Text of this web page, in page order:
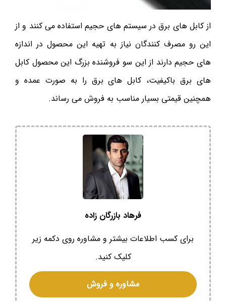
از کابل های برق در سیستم های حجیم استفاده می کنند و از
این رو مصرف کنندگان نیاز به تهیه این محصول در اندازه
های حجیم دارند از این سو فروشنده بزرگ این محصول کابل
های برق باکیفیت، کابل های برق را به صورت عمده و
همچنین قیمتی بسیار مناسب به فروش می رساند.
فرهاد بازرگان زاده
برای کسب اطلاعات بیشتر و مشاوره روی دکمه زیر
کلیک کنید.
مشاوره و فروش